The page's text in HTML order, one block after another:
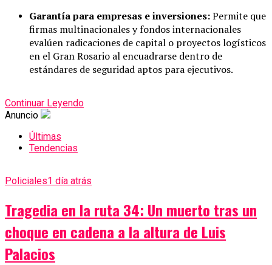
Garantía para empresas e inversiones:Permite que
firmas multinacionales y fondos internacionales
evalúen radicaciones de capital o proyectos logísticos
en el Gran Rosario al encuadrarse dentro de
estándares de seguridad aptos para ejecutivos.
Continuar Leyendo
Anuncio
Últimas
Tendencias
Policiales1 día atrás
Tragedia en la ruta 34: Un muerto tras un
choque en cadena a la altura de Luis
Palacios